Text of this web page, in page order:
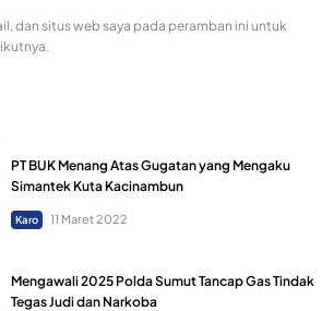
dan situs web saya pada peramban ini untuk
PT BUK Menang Atas Gugatan yang Mengaku
Simantek Kuta Kacinambun
Karo 11 Maret 2022
Mengawali 2025 Polda Sumut Tancap Gas Tindak
Tegas Judi dan Narkoba